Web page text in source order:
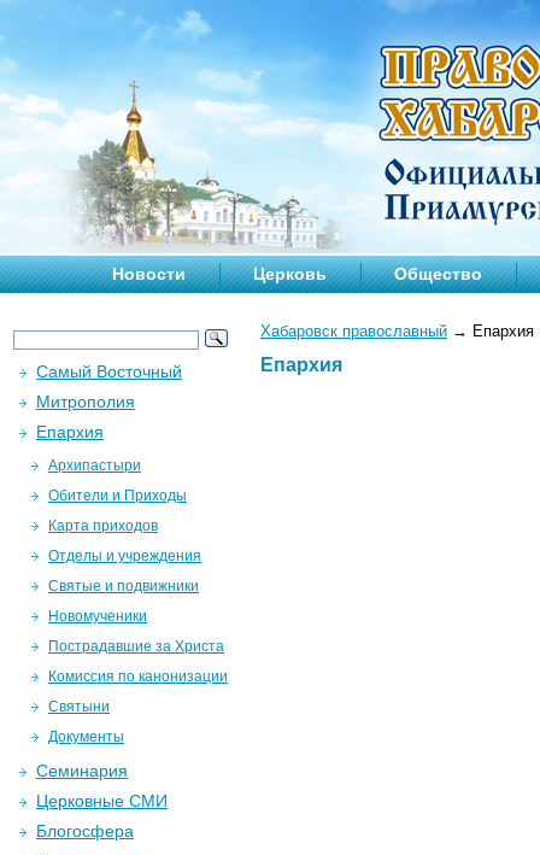
Новости Церковь Общество
Хабаровск православный → Епархия
Епархия
Самый Восточный
Митрополия
Епархия
Архипастыри
Обители и Приходы
Карта приходов
Отделы и учреждения
Святые и подвижники
Новомученики
Пострадавшие за Христа
Комиссия по канонизации
Святыни
Документы
Семинария
Церковные СМИ
Блогосфера